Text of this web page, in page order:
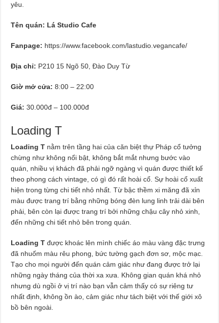
yêu.
Tên quán: Lá Studio Cafe
Fanpage: https://www.facebook.com/lastudio.vegancafe/
Địa chỉ: P210 15 Ngõ 50, Đào Duy Từ
Giờ mở cửa: 8:00 – 22:00
Giá:30.000đ – 100.000đ
Loading T
Loading T nằm trên tầng hai của căn biệt thự Pháp cổ tưởng
chừng như không nổi bật, không bắt mắt nhưng bước vào
quán, nhiều vị khách đã phải ngỡ ngàng vì quán được thiết kế
theo phong cách vintage, có gì đó rất hoài cổ. Sự hoài cổ xuất
hiện trong từng chi tiết nhỏ nhất. Từ bậc thềm xi măng đã xỉn
màu được trang trí bằng những bóng đèn lung linh trải dài bên
phải, bên còn lại được trang trí bởi những chậu cây nhỏ xinh,
đến những chi tiết nhỏ bên trong quán.
Loading Tđược khoác lên mình chiếc áo màu vàng đặc trưng
đã nhuốm màu rêu phong, bức tường gạch đơn sơ, mộc mạc.
Tạo cho mọi người đến quán cảm giác như đang được trở lại
những ngày tháng của thời xa xưa. Không gian quán khá nhỏ
nhưng dù ngồi ở vị trí nào bạn vẫn cảm thấy có sự riêng tư
nhất định, không ồn ào, cảm giác như tách biệt với thế giới xô
bồ bên ngoài.